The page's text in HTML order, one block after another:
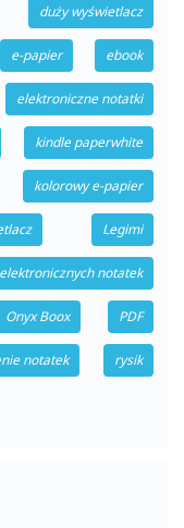
duży wyświetlacz
e-papier ebook
elektroniczne notatki
kindle paperwhite
kolorowy e-papier
Legimi
notatek
Onyx Boox PDF
notatek rysik